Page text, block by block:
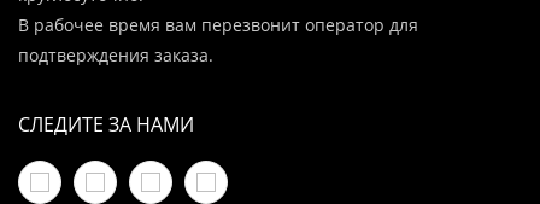
В рабочее время вам перезвонит оператор для
подтверждения заказа.
СЛЕДИТЕ ЗА НАМИ